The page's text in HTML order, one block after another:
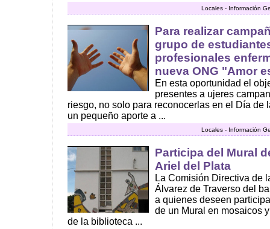
Locales - Información
Para realizar
grupo de
profesionales
nueva ONG "Amor
En esta oportunidad el
presentes a ujeres
riesgo, no solo para reconocerlas en el Día de
un pequeño aporte a ...
Locales - Información
Participa del Mural
Ariel del Plata
La Comisión Directiva de
Álvarez de Traverso del
a quienes deseen
de un Mural en mosaicos
de la biblioteca ...